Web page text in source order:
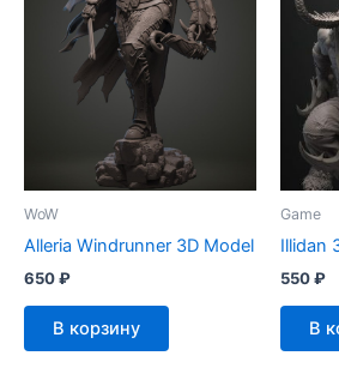
WoW
Alleria Windrunner 3D Model
650₽
В корзину
Game
Illidan
550₽
В